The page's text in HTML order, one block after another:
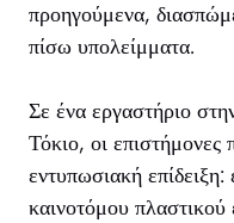
προηγούμενα,
πίσω υπολείμματα.
Σε ένα εργαστήριο
Τόκιο, οι επιστήμονες
εντυπωσιακή
καινοτόμου